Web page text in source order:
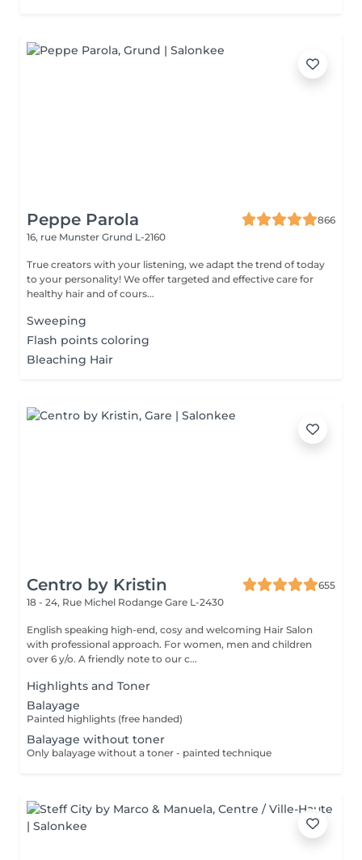
Peppe Parola
866
16, rue Munster Grund L-2160
True creators with your listening, we adapt the trend of today
to your personality! We offer targeted and effective care for
healthy hair and of cours...
Sweeping
Flash points coloring
Bleaching Hair
Centro by Kristin
655
18 - 24, Rue Michel Rodange Gare L-2430
English speaking high-end, cosy and welcoming Hair Salon
with professional approach. For women, men and children
over 6 y/o. A friendly note to our c...
Highlights and Toner
Balayage
Painted highlights (free handed)
Balayage without toner
Only balayage without a toner - painted technique